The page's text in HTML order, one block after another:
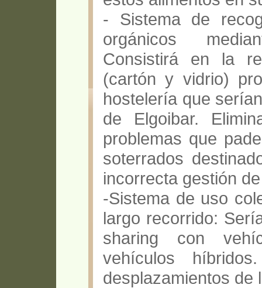
- Sistema de
orgánicos
Consistirá en la
(cartón y vidrio)
hostelería que
de Elgoibar.
problemas que
soterrados
incorrecta gestión
-Sistema de uso
largo recorrido:
sharing con
vehículos
desplazamientos de